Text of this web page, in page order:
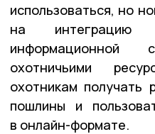
использоваться, но
на интеграцию
информационной
охотничьими
охотникам получать
пошлины и
в онлайн-формате.